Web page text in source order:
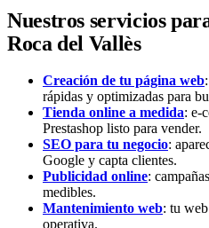
Nuestros servicios
Roca del Vallès
Creación de tu página web
rápidas y optimizadas para
Tienda online a medida: e-
Prestashop listo para vender.
SEO para tu negocio:
Google y capta clientes.
Publicidad online:
medibles.
Mantenimiento web: tu
operativa.